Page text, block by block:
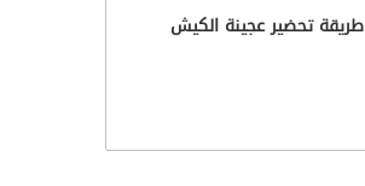
طريقة تحضير عجينة الكيش